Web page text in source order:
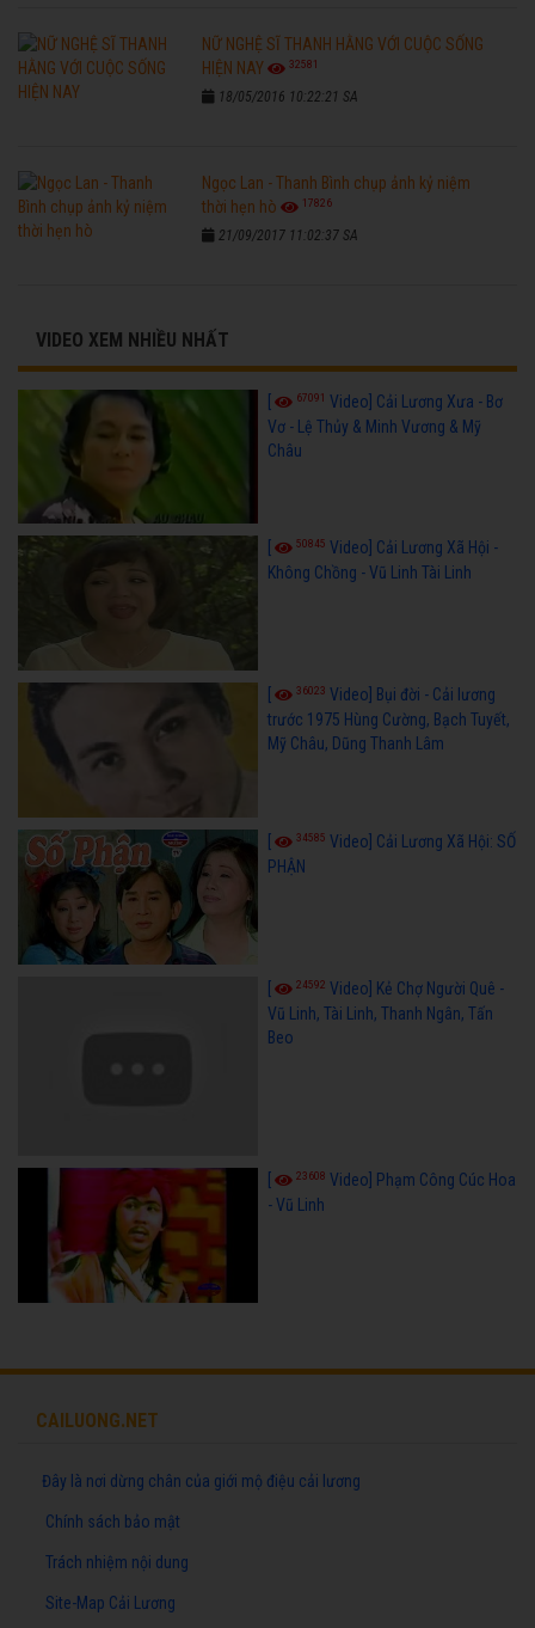
NỮ NGHỆ SĨ THANH HẰNG VỚI CUỘC SỐNG
HIỆN NAY
32581
18/05/2016 10:22:21 SA
Ngọc Lan - Thanh Bình chụp ảnh kỷ niệm
thời hẹn hò
17826
21/09/2017 11:02:37 SA
VIDEO XEM NHIỀU NHẤT
[ 67091 Video] Cải Lương Xưa - Bơ
Vơ - Lệ Thủy & Minh Vương & Mỹ
Châu
50845 Video] Cải Lương Xã Hội -
Không Chồng - Vũ Linh Tài Linh
36023 Video] Bụi đời - Cải lương
trước 1975 Hùng Cường, Bạch Tuyết,
Mỹ Châu, Dũng Thanh Lâm
34585 Video] Cải Lương Xã Hội: SỐ
PHẬN
24592 Video] Kẻ Chợ Người Quê -
Vũ Linh, Tài Linh, Thanh Ngân, Tấn
Beo
23608 Video] Phạm Công Cúc Hoa
- Vũ Linh
CAILUONG.NET
Đây là nơi dừng chân của giới mộ điệu cải lương
Chính sách bảo mật
Trách nhiệm nội dung
Site-Map Cải Lương